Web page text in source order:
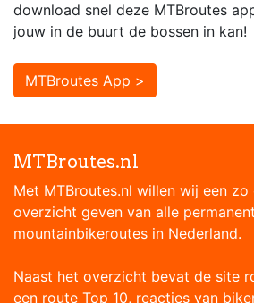
download snel deze MTBroutes
jouw in de buurt de bossen in kan!
MTBroutes App >
MTBroutes.nl
Met MTBroutes.nl willen wij een
overzicht geven van alle
mountainbikeroutes in Nederland.
Naast het overzicht bevat de site
een route Top 10, reacties van